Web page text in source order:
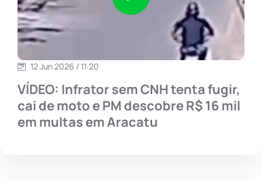
12 Jun 2026 / 11:20
VÍDEO: Infrator sem CNH tenta fugir,
cai de moto e PM descobre R$ 16 mil
em multas em Aracatu